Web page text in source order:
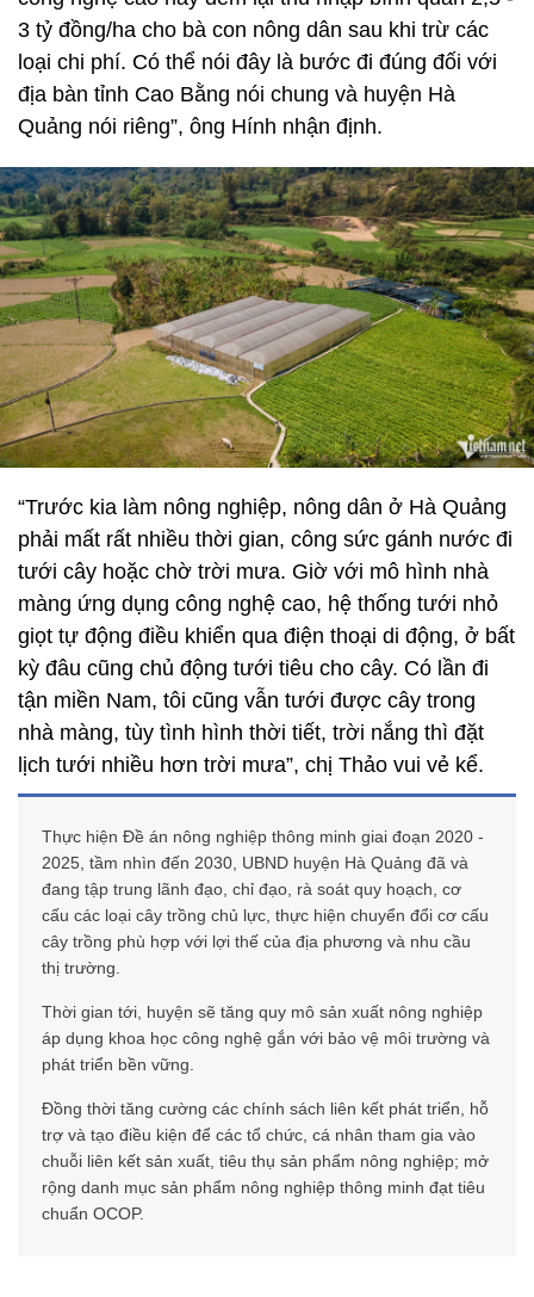
3 tỷ đồng/ha cho bà con nông dân sau khi trừ các
loại chi phí. Có thể nói đây là bước đi đúng đối với
địa bàn tỉnh Cao Bằng nói chung và huyện Hà
Quảng nói riêng”, ông Hính nhận định.
“Trước kia làm nông nghiệp, nông dân ở Hà Quảng
phải mất rất nhiều thời gian, công sức gánh nước đi
tưới cây hoặc chờ trời mưa. Giờ với mô hình nhà
màng ứng dụng công nghệ cao, hệ thống tưới nhỏ
giọt tự động điều khiển qua điện thoại di động, ở bất
kỳ đâu cũng chủ động tưới tiêu cho cây. Có lần đi
tận miền Nam, tôi cũng vẫn tưới được cây trong
nhà màng, tùy tình hình thời tiết, trời nắng thì đặt
lịch tưới nhiều hơn trời mưa”, chị Thảo vui vẻ kể.
Thực hiện Đề án nông nghiệp thông minh giai đoạn 2020 -
2025, tầm nhìn đến 2030, UBND huyện Hà Quảng đã và
đang tập trung lãnh đạo, chỉ đạo, rà soát quy hoạch, cơ
cấu các loại cây trồng chủ lực, thực hiện chuyển đổi cơ cấu
cây trồng phù hợp với lợi thế của địa phương và nhu cầu
thị trường.
Thời gian tới, huyện sẽ tăng quy mô sản xuất nông nghiệp
áp dụng khoa học công nghệ gắn với bảo vệ môi trường và
phát triển bền vững.
Đồng thời tăng cường các chính sách liên kết phát triển, hỗ
trợ và tạo điều kiện để các tổ chức, cá nhân tham gia vào
chuỗi liên kết sản xuất, tiêu thụ sản phẩm nông nghiệp; mở
rộng danh mục sản phẩm nông nghiệp thông minh đạt tiêu
chuẩn OCOP.